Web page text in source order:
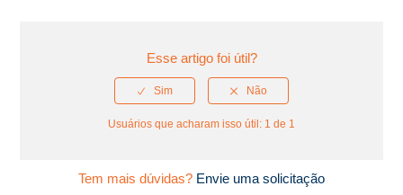
Esse artigo foi útil?
Usuários que acharam isso útil: 1 de 1
Tem mais dúvidas? Envie uma solicitação